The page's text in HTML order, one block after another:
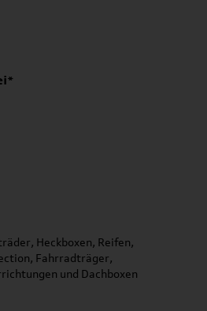
Heckboxen, Reifen,
Fahrradträger,
und Dachboxen